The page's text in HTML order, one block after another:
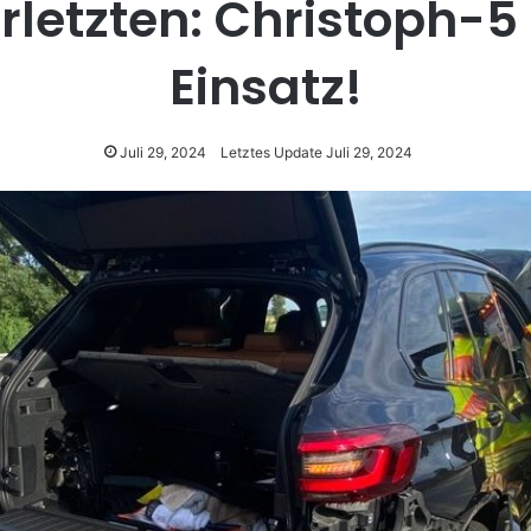
Christoph-
Einsatz!
Juli 29, 2024 Letztes Update Juli 29, 2024